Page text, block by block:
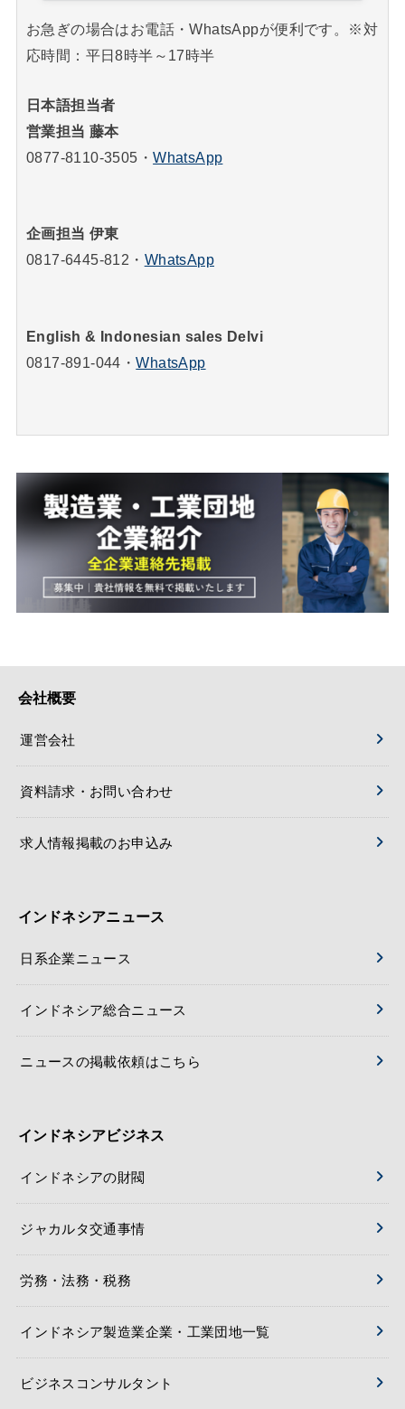
お急ぎの場合はお電話・WhatsAppが便利です。※対
応時間：平日8時半～17時半
日本語担当者
営業担当 藤本
0877-8110-3505 ・WhatsApp
企画担当 伊東
0817-6445-812 ・ WhatsApp
English & Indonesian sales Delvi
0817-891-044 ・WhatsApp
会社概要
運営会社
資料請求・お問い合わせ
求人情報掲載のお申込み
インドネシアニュース
日系企業ニュース
インドネシア総合ニュース
ニュースの掲載依頼はこちら
インドネシアビジネス
インドネシアの財閥
ジャカルタ交通事情
労務・法務・税務
インドネシア製造業企業・工業団地一覧
ビジネスコンサルタント